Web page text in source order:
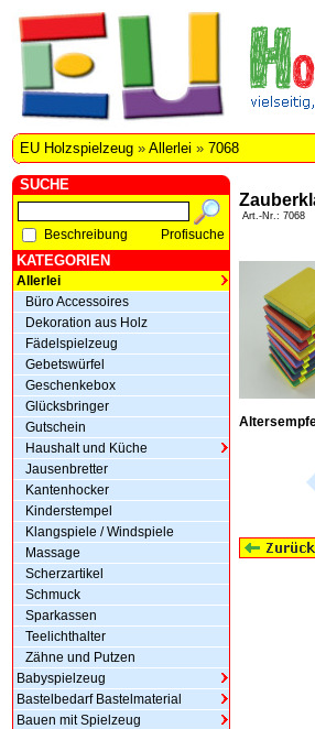
EU Holzspielzeug » Allerlei » 7068
SUCHE
Beschreibung Profisuche
KATEGORIEN
Allerlei
Büro Accessoires
Dekoration aus Holz
Fädelspielzeug
Gebetswürfel
Geschenkebox
Glücksbringer
Gutschein
Haushalt und Küche
Jausenbretter
Kantenhocker
Kinderstempel
Klangspiele / Windspiele
Massage
Scherzartikel
Schmuck
Sparkassen
Teelichthalter
Zähne und Putzen
Babyspielzeug
Bastelbedarf Bastelmaterial
Bauen mit Spielzeug
Art.-Nr.: 7068